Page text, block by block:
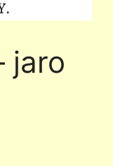
jaro